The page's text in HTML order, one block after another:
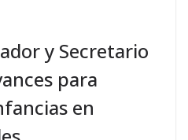
y Secretario
para
en